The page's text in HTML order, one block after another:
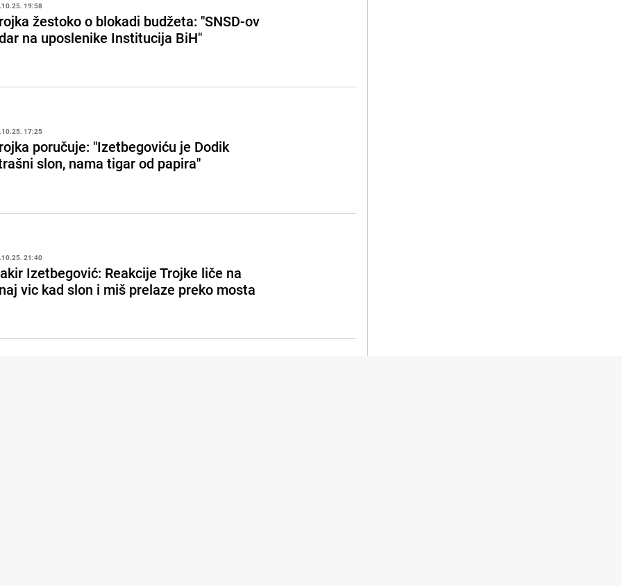
19:58
žestoko o blokadi budžeta: "SNSD-ov
na uposlenike Institucija BiH"
17:25
poručuje: "Izetbegoviću je Dodik
slon, nama tigar od papira"
21:40
Izetbegović: Reakcije Trojke liče na
vic kad slon i miš prelaze preko mosta